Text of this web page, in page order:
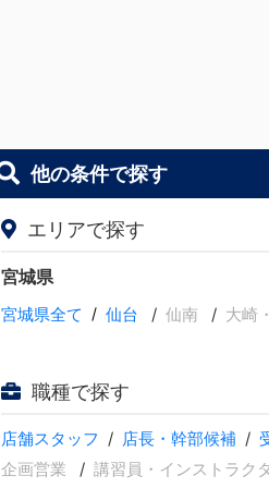
他の条件で探す
エリアで探す
宮城県
宮城県全て / 仙台 仙南 大崎
職種で探す
店舗スタッフ 店長・幹部候補
企画営業
講習員・インストラク